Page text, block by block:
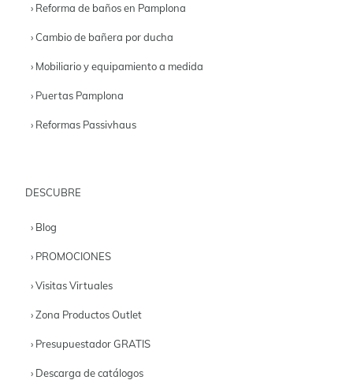
› Reforma de baños en Pamplona
› Cambio de bañera por ducha
› Mobiliario y equipamiento a medida
› Puertas Pamplona
› Reformas Passivhaus
DESCUBRE
› Blog
› PROMOCIONES
› Visitas Virtuales
› Zona Productos Outlet
› Presupuestador GRATIS
› Descarga de catálogos